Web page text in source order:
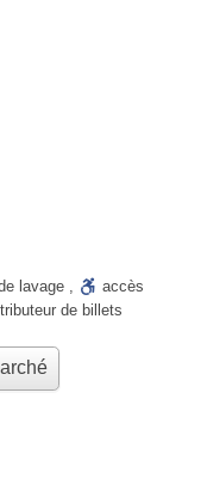
lavage ,
accès
de billets